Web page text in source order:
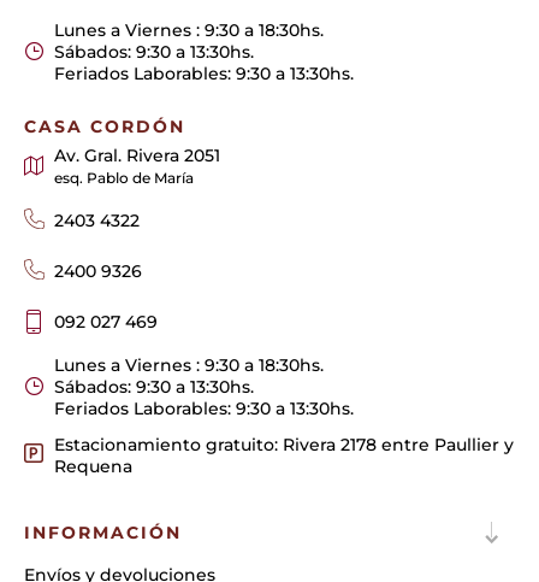
Lunes a Viernes : 9:30 a 18:30hs.
Sábados: 9:30 a 13:30hs.
Feriados Laborables: 9:30 a 13:30hs.
CASA CORDÓN
Av. Gral. Rivera 2051
esq. Pablo de María
2403 4322
2400 9326
092 027 469
Lunes a Viernes : 9:30 a 18:30hs.
Sábados: 9:30 a 13:30hs.
Feriados Laborables: 9:30 a 13:30hs.
Estacionamiento gratuito: Rivera 2178 entre Paullier y
Requena
INFORMACIÓN
Envíos y devoluciones